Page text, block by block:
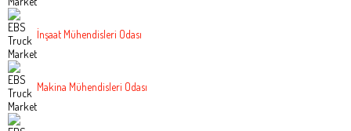
İnşaat Mühendisleri Odası
Makina Mühendisleri Odası